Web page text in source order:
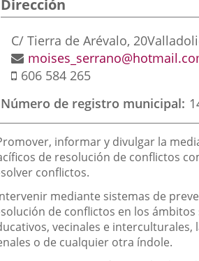
Dirección
Dirección
postal
C/ Tierra de Arévalo, 20
Dirección
de
electrónico
Móvil
606 584 265
Número de registro municipal
informar y divulgar la
de resolución de conflictos
conflictos.
mediante sistemas de
de conflictos en los ámbitos
vecinales e interculturales,
o de cualquier otra índole.